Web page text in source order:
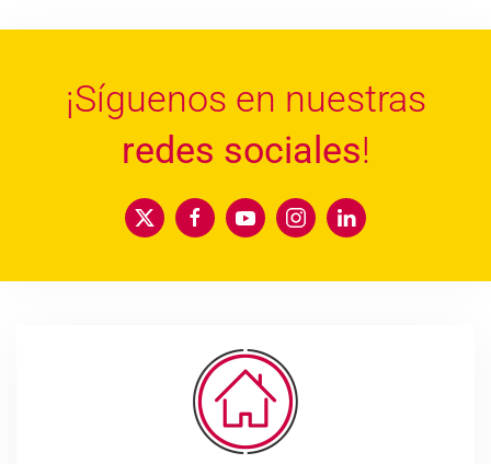
¡Síguenos en nuestras
redes sociales!